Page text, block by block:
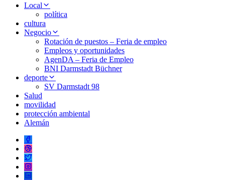
Local
política
cultura
Negocio
Rotación de puestos – Feria de empleo
Empleos y oportunidades
AgenDA – Feria de Empleo
BNI Darmstadt Büchner
deporte
SV Darmstadt 98
Salud
movilidad
protección ambiental
Alemán